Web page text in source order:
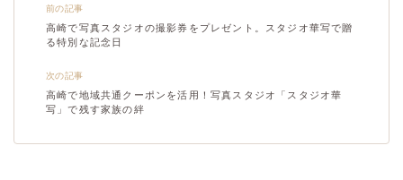
前の記事
高崎で写真スタジオの撮影券をプレゼント。スタジオ華写で贈
る特別な記念日
次の記事
高崎で地域共通クーポンを活用！写真スタジオ「スタジオ華
写」で残す家族の絆